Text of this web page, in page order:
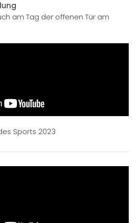
am Tag der offenen Tür am
Sports 2023